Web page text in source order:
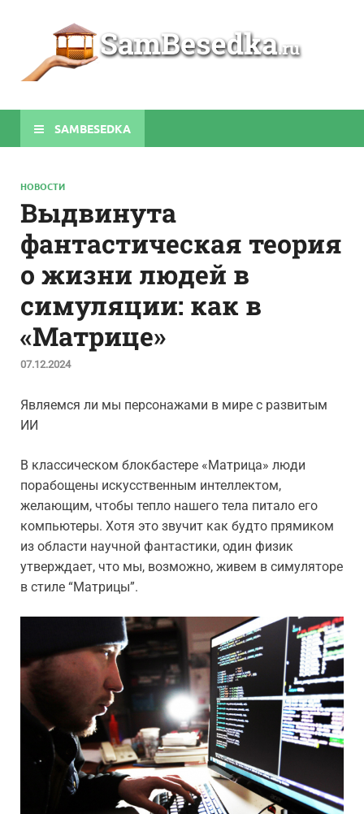
SAMBESEDKA
НОВОСТИ
Выдвинута
фантастическая теория
о жизни людей в
симуляции: как в
«Матрице»
07.12.2024
Являемся ли мы персонажами в мире с развитым
ИИ
В классическом блокбастере «Матрица» люди
порабощены искусственным интеллектом,
желающим, чтобы тепло нашего тела питало его
компьютеры. Хотя это звучит как будто прямиком
из области научной фантастики, один физик
утверждает, что мы, возможно, живем в симуляторе
в стиле “Матрицы”.